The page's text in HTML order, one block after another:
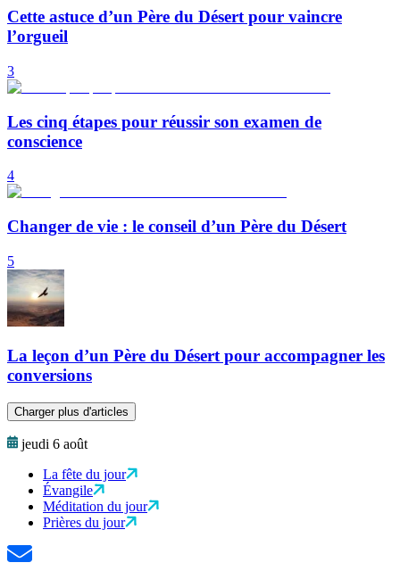
Cette astuce d’un Père du Désert pour vaincre
l’orgueil
3
Les cinq étapes pour réussir son examen de
conscience
4
Changer de vie : le conseil d’un Père du Désert
5
La leçon d’un Père du Désert pour accompagner les
conversions
Charger plus d'articles
jeudi 6 août
La fête du jour
Évangile
Méditation du jour
Prières du jour